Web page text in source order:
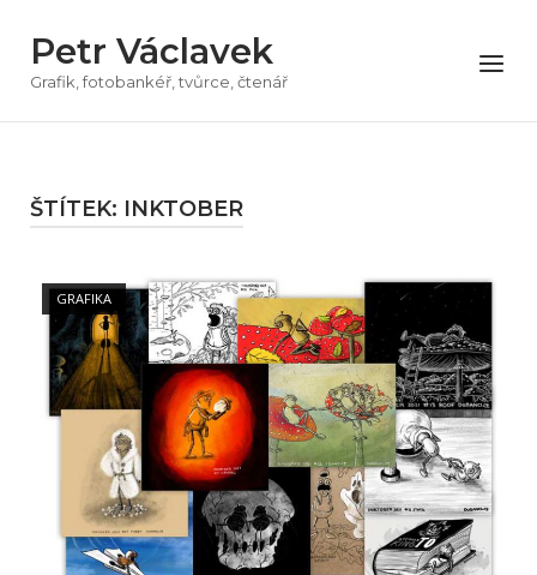
obsah
Petr Václavek
Grafik, fotobankéř, tvůrce, čtenář
Menu
ŠTÍTEK: INKTOBER
GRAFIKA